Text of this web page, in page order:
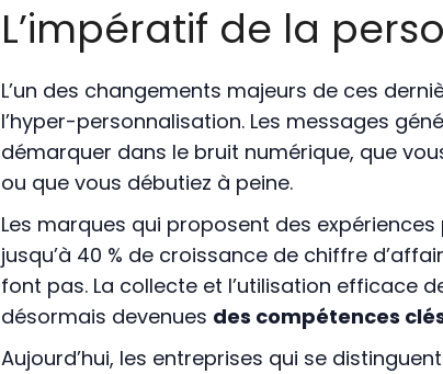
L’impératif de la
L’un des changements majeurs de ces
l’hyper-personnalisation. Les messages
démarquer dans le bruit numérique, que
ou que vous débutiez à peine.
Les marques qui proposent des
jusqu’à 40 % de croissance de chiffre
font pas. La collecte et l’utilisation efficace
désormais devenues des compétences
Aujourd’hui, les entreprises qui se